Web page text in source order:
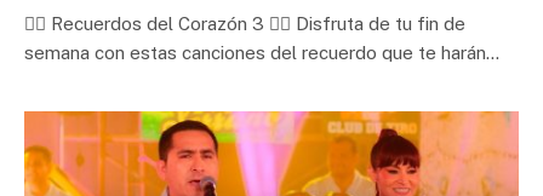
❤️‍🔥 Recuerdos del Corazón 3 ❤️‍🔥 Disfruta de tu fin de
semana con estas canciones del recuerdo que te harán…